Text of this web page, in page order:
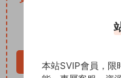
下載價
VIP 8
本站SVIP會員，限